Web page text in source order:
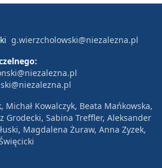
g.wierzcholowski@niezalezna.pl
Michał Kowalczyk, Beata Mańkowska,
Grodecki, Sabina Treffler, Aleksander
Magdalena Żuraw, Anna Zyzek,